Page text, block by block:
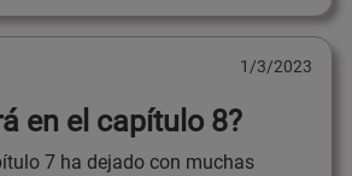
1/3/2023
en el capítulo 8?
7 ha dejado con muchas